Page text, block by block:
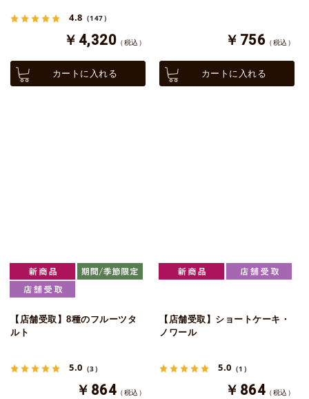
4.8 （147）
￥4,320 （税込）
カートに入れる
￥756 （税込）
カートに入れる
【店舗受取】8種のフルーツタ
ルト
5.0 （3）
￥864 （税込）
【店舗受取】ショートケーキ・
ノワール
5.0 （1）
￥864 （税込）